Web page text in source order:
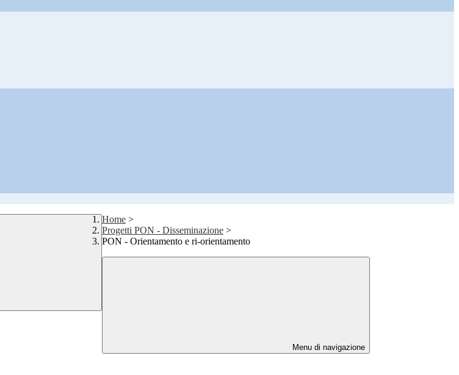
Home >
Progetti PON - Disseminazione >
PON - Orientamento e ri-orientamento
Menu di navigazione